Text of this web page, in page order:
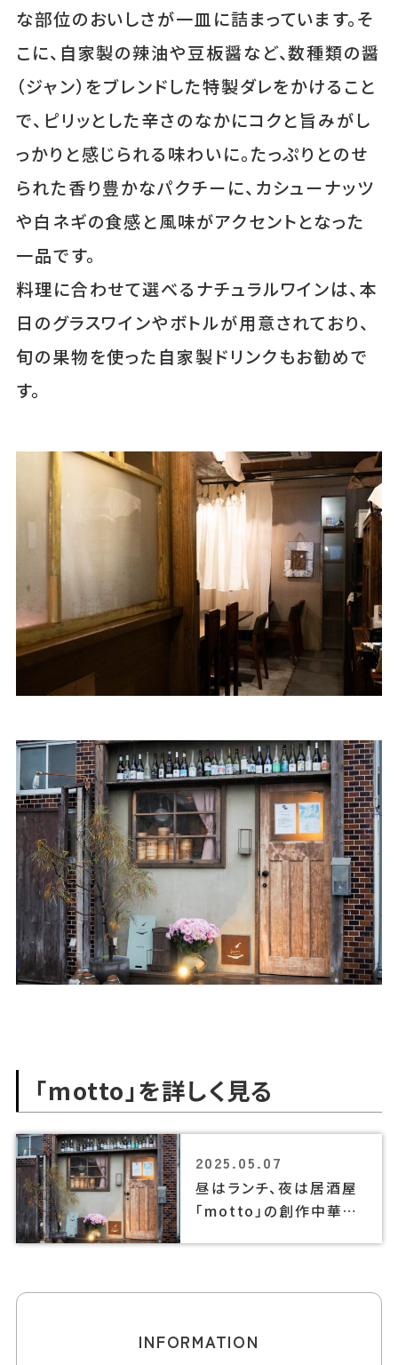
な部位のおいしさが一皿に詰まっています。そ
こに、自家製の辣油や豆板醤など、数種類の醤
（ジャン）をブレンドした特製ダレをかけること
で、ピリッとした辛さのなかにコクと旨みがし
っかりと感じられる味わいに。たっぷりとのせ
られた香り豊かなパクチーに、カシューナッツ
や白ネギの食感と風味がアクセントとなった
一品です。
料理に合わせて選べるナチュラルワインは、本
日のグラスワインやボトルが用意されており、
旬の果物を使った自家製ドリンクもお勧めで
す。
「motto」を詳しく見る
2025.05.07
昼はランチ、夜は居酒屋
「motto」の創作中華で
INFORMATION